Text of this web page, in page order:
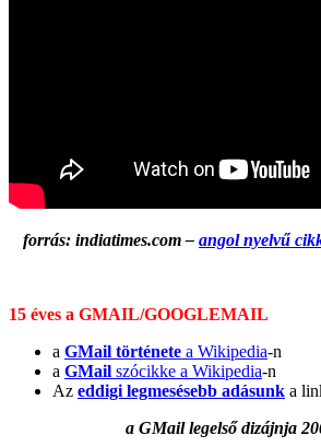
forrás: indiatimes.com – angol nyelvű
15 éves a GMAIL/GOOGLEMAIL
a GMail története a Wikipedia-n
a GMail szócikke a Wikipedia-n
Az eddigi legmesésebb adásunk a
a GMail legelső dizájnja